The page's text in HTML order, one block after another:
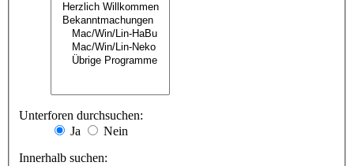
Unterforen durchsuchen:
Ja
Nein
Innerhalb suchen: